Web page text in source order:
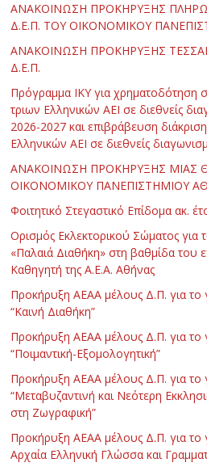
ΑΝΑΚΟΙΝΩΣΗ ΠΡΟΚΗΡΥΞΗΣ
Δ.Ε.Π. ΤΟΥ ΟΙΚΟΝΟΜΙΚΟΥ
ΑΝΑΚΟΙΝΩΣΗ ΠΡΟΚΗΡΥΞΗΣ
Δ.Ε.Π.
Πρόγραμμα ΙΚΥ για χρηματοδότηση
τριων Ελληνικών ΑΕΙ σε διεθνείς
2026-2027 και επιβράβευση
Ελληνικών ΑΕΙ σε διεθνείς
ΑΝΑΚΟΙΝΩΣΗ ΠΡΟΚΗΡΥΞΗΣ ΜΙΑΣ
ΟΙΚΟΝΟΜΙΚΟΥ ΠΑΝΕΠΙΣΤΗΜΙΟΥ
Φοιτητικό Στεγαστικό Επίδομα ακ.
Ορισμός Εκλεκτορικού Σώματος για
«Παλαιά Διαθήκη» στη βαθμίδα του
Καθηγητή της Α.Ε.Α. Αθήνας
Προκήρυξη ΑΕΑΑ μέλους Δ.Π. για το
“Καινή Διαθήκη”
Προκήρυξη ΑΕΑΑ μέλους Δ.Π. για το
“Ποιμαντική-Εξομολογητική”
Προκήρυξη ΑΕΑΑ μέλους Δ.Π. για το
“Μεταβυζαντινή και Νεότερη
στη Ζωγραφική”
Προκήρυξη ΑΕΑΑ μέλους Δ.Π. για το
Αρχαία Ελληνική Γλώσσα και